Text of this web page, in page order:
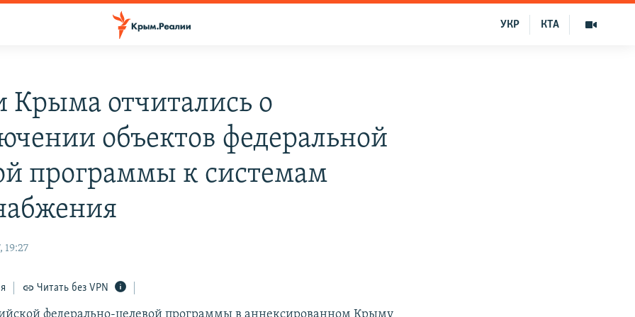
КТА
УКР
Крыма отчитались о
объектов федеральной
программы к системам
19:27
Читать без VPN